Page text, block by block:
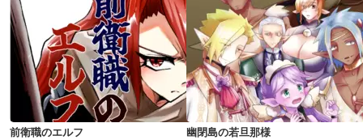
前衛職のエルフ 幽閉島の若旦那様